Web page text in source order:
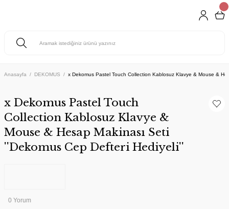
Anasayfa DEKOMUS x Dekomus Pastel Touch Collection Kablosuz Klavye & Mouse &
x Dekomus Pastel Touch
Collection Kablosuz Klavye &
Mouse & Hesap Makinası Seti
''Dekomus Cep Defteri Hediyeli''
0 Yorum